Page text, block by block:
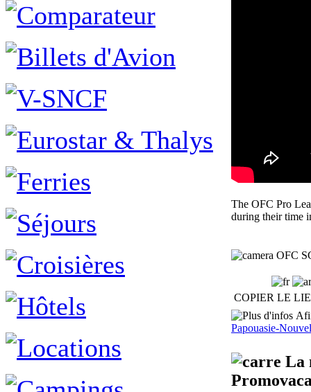
The OFC Pro
during their time
OFC
COPIER LE
Papouasie-
La